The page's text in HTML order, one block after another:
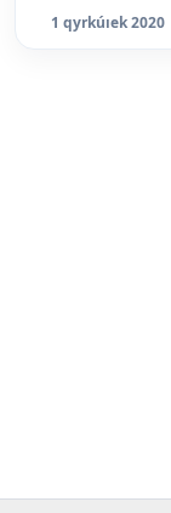
1 qyrkúıek 2020